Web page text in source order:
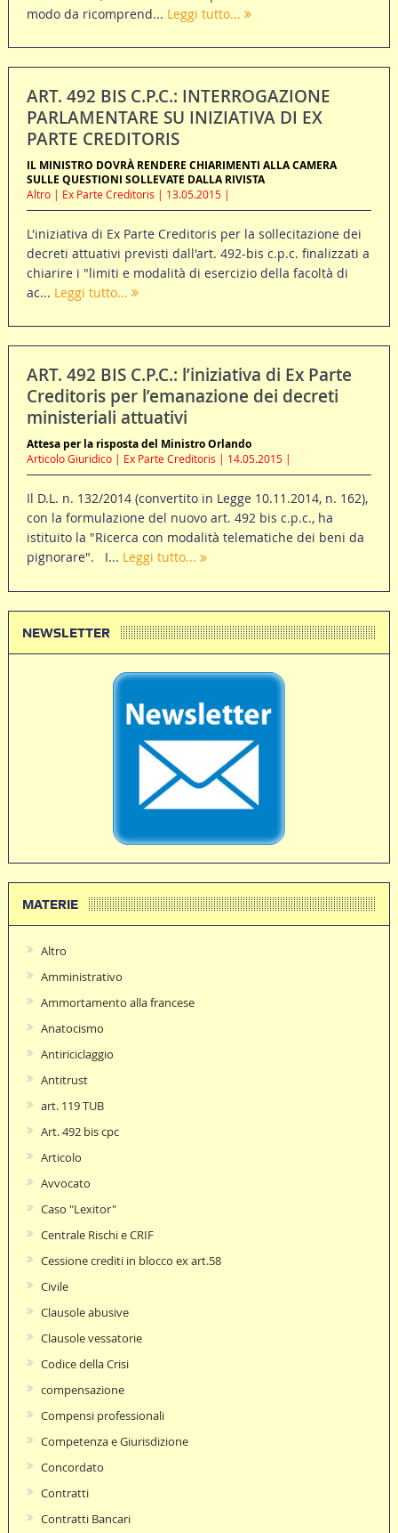
modo da ricomprend... Leggi tutto...
ART. 492 BIS C.P.C.: INTERROGAZIONE
PARLAMENTARE SU INIZIATIVA DI EX
PARTE CREDITORIS
IL MINISTRO DOVRÀ RENDERE CHIARIMENTI ALLA CAMERA
SULLE QUESTIONI SOLLEVATE DALLA RIVISTA
Altro | Ex Parte Creditoris | 13.05.2015 |
L'iniziativa di Ex Parte Creditoris per la sollecitazione dei
decreti attuativi previsti dall'art. 492-bis c.p.c. finalizzati a
chiarire i "limiti e modalità di esercizio della facoltà di
ac... Leggi tutto...
ART. 492 BIS C.P.C.: l’iniziativa di Ex Parte
Creditoris per l’emanazione dei decreti
ministeriali attuativi
Attesa per la risposta del Ministro Orlando
Articolo Giuridico | Ex Parte Creditoris | 14.05.2015 |
Il D.L. n. 132/2014 (convertito in Legge 10.11.2014, n. 162),
con la formulazione del nuovo art. 492 bis c.p.c., ha
istituito la "Ricerca con modalità telematiche dei beni da
pignorare". I... Leggi tutto...
NEWSLETTER
MATERIE
Altro
Amministrativo
Ammortamento alla francese
Anatocismo
Antiriciclaggio
Antitrust
art. 119 TUB
Art. 492 bis cpc
Articolo
Avvocato
Caso "Lexitor"
Centrale Rischi e CRIF
Cessione crediti in blocco ex art.58
Civile
Clausole abusive
Clausole vessatorie
Codice della Crisi
compensazione
Compensi professionali
Competenza e Giurisdizione
Concordato
Contratti
Contratti Bancari